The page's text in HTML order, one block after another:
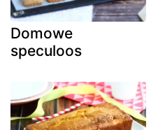
Domowe
speculoos